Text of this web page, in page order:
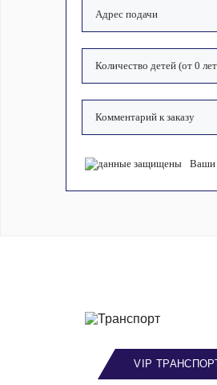
Ваши
VIP